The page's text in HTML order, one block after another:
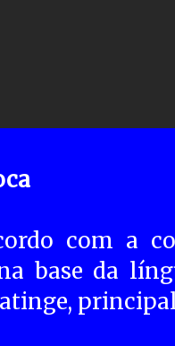
com a
base da